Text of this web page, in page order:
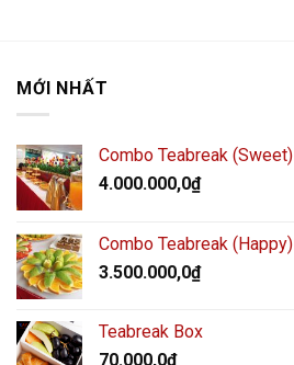
MỚI NHẤT
Combo Teabreak (Sweet)
4.000.000,0₫
Combo Teabreak (Happy)
3.500.000,0₫
Teabreak Box
70.000,0₫